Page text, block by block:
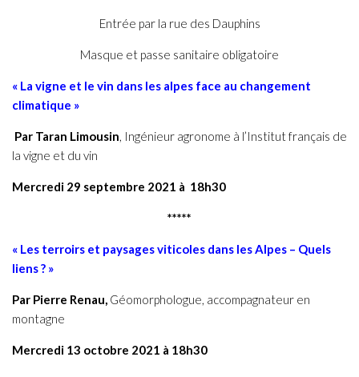
Entrée par la rue des Dauphins
Masque et passe sanitaire obligatoire
« La vigne et le vin dans les alpes face au changement
climatique »
Par Taran Limousin, Ingénieur agronome à l’Institut français de
la vigne et du vin
Mercredi 29 septembre 2021 à 18h30
*****
« Les terroirs et paysages viticoles dans les Alpes – Quels
liens ? »
Par Pierre Renau, Géomorphologue, accompagnateur en
montagne
Mercredi 13 octobre 2021 à 18h30